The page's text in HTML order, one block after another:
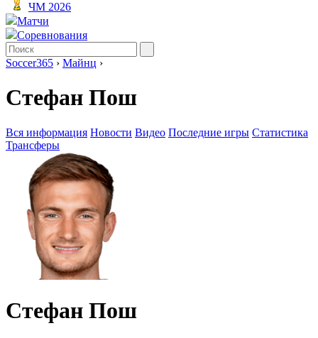
ЧМ 2026
Матчи
Соревнования
Soccer365 › Майнц ›
Стефан Пош
Вся информация Новости Видео Последние игры Статистика
Трансферы
Стефан Пош